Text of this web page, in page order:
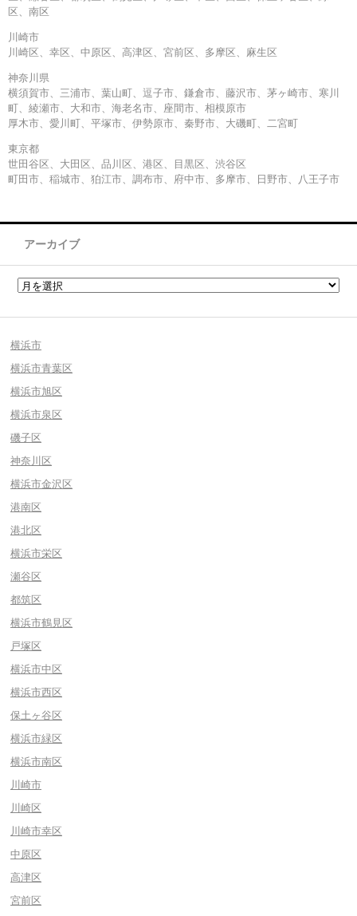
区、南区
川崎市
川崎区、幸区、中原区、高津区、宮前区、多摩区、麻生区
神奈川県
横須賀市、三浦市、葉山町、逗子市、鎌倉市、藤沢市、茅ヶ崎市、寒川
町、綾瀬市、大和市、海老名市、座間市、相模原市
厚木市、愛川町、平塚市、伊勢原市、秦野市、大磯町、二宮町
東京都
世田谷区、大田区、品川区、港区、目黒区、渋谷区
町田市、稲城市、狛江市、調布市、府中市、多摩市、日野市、八王子市
アーカイブ
横浜市
横浜市青葉区
横浜市旭区
横浜市泉区
磯子区
神奈川区
横浜市金沢区
港南区
港北区
横浜市栄区
瀬谷区
都筑区
横浜市鶴見区
戸塚区
横浜市中区
横浜市西区
保土ヶ谷区
横浜市緑区
横浜市南区
川崎市
川崎区
川崎市幸区
中原区
高津区
宮前区